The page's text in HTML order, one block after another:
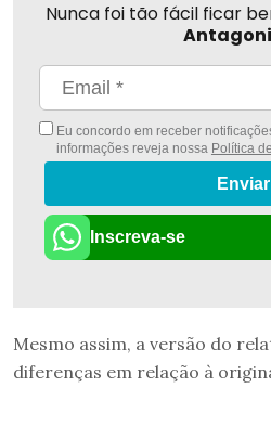
Nunca foi tão fácil ficar
Eu concordo em receber
informações reveja nossa Política
Enviar
Inscreva-se
Mesmo assim, a versão do
diferenças em relação à